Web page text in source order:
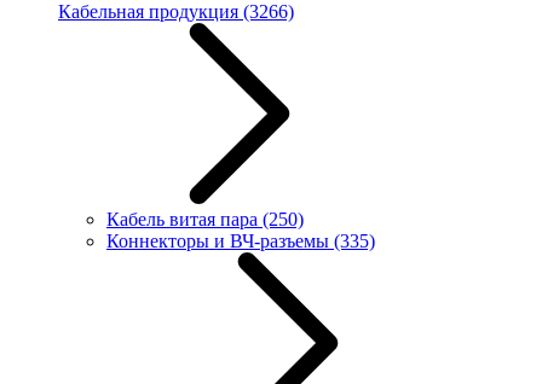
Кабельная продукция (3266)
Кабель витая пара (250)
Коннекторы и ВЧ-разъемы (335)